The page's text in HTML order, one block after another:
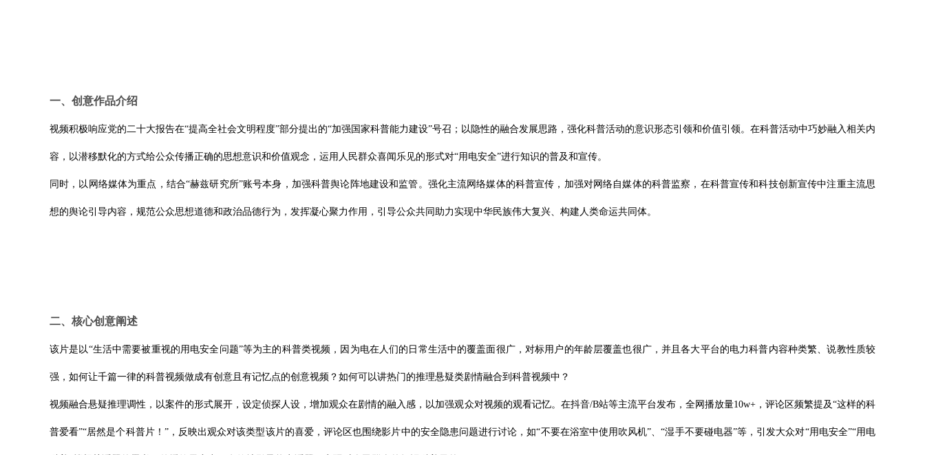
一、创意作品介绍
视频积极响应党的二十大报告在“提高全社会文明程度”部分提出的“加强国家科普能力建设”号召；以隐性的融合发展思路，强化科普活动的意识形态引领和价值引领。在科普活动中巧妙融入相关内
容，以潜移默化的方式给公众传播正确的思想意识和价值观念，运用人民群众喜闻乐见的形式对“用电安全”进行知识的普及和宣传。
同时，以网络媒体为重点，结合“赫兹研究所”账号本身，加强科普舆论阵地建设和监管。强化主流网络媒体的科普宣传，加强对网络自媒体的科普监察，在科普宣传和科技创新宣传中注重主流思
想的舆论引导内容，规范公众思想道德和政治品德行为，发挥凝心聚力作用，引导公众共同助力实现中华民族伟大复兴、构建人类命运共同体。
二、核心创意阐述
该片是以“生活中需要被重视的用电安全问题”等为主的科普类视频，因为电在人们的日常生活中的覆盖面很广，对标用户的年龄层覆盖也很广，并且各大平台的电力科普内容种类繁、说教性质较
强，如何让千篇一律的科普视频做成有创意且有记忆点的创意视频？如何可以讲热门的推理悬疑类剧情融合到科普视频中？
视频融合悬疑推理调性，以案件的形式展开，设定侦探人设，增加观众在剧情的融入感，以加强观众对视频的观看记忆。在抖音/B站等主流平台发布，全网播放量10w+，评论区频繁提及“这样的科
普爱看”“居然是个科普片！”，反映出观众对该类型该片的喜爱，评论区也围绕影片中的安全隐患问题进行讨论，如“不要在浴室中使用吹风机”、“湿手不要碰电器”等，引发大众对“用电安全”“用电